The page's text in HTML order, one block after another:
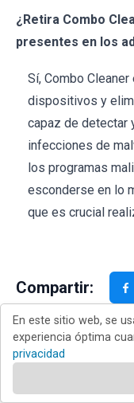
¿Retira Combo
presentes en los
Sí, Combo
dispositivos y
capaz de detectar
infecciones de
los programas
esconderse en lo
que es crucial
Compartir:
En este sitio web, se
experiencia óptima
privacidad